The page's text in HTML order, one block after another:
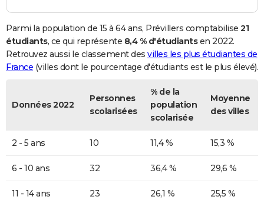
Parmi la population de 15 à 64 ans, Prévillers comptabilise 21
étudiants, ce qui représente 8,4 % d'étudiantsen 2022.
Retrouvez aussi le classement des villes les plus étudiantes de
France (villes dont le pourcentage d'étudiants est le plus élevé).
Données 2022
Personnes
scolarisées
% de la
population
scolarisée
Moyenne
des villes
2 - 5 ans 10 11,4 % 15,3 %
6 - 10 ans 32 36,4 % 29,6 %
11 - 14 ans 23 26,1 % 25,5 %